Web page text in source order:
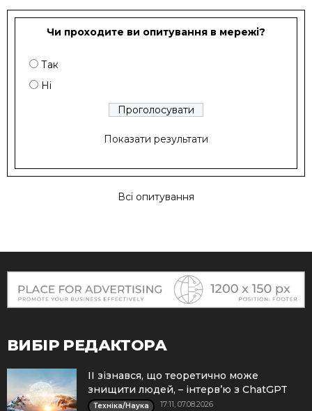
Чи проходите ви опитування в мережі?
Так
Ні
Показати результати
Всі опитування
ВИБІР РЕДАКТОРА
ІІ зізнався, що теоретично може
знищити людей, – інтерв’ю з ChatGPT
Техніка/Наука 17:11, 07.08.2026